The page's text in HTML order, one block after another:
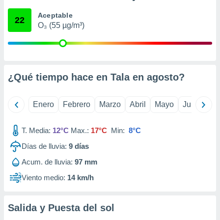
u
en
en
de
o acceder
22 Aceptable
O₃ (55 µg/m³)
¿Qué tiempo hace en Tala en agosto?
Enero Febrero Marzo Abril Mayo Junio
T. Media: 12°C Max.: 17°C Min: 8°C
Días de lluvia: 9 días
Acum. de lluvia: 97 mm
Viento medio: 14 km/h
Salida y Puesta del sol